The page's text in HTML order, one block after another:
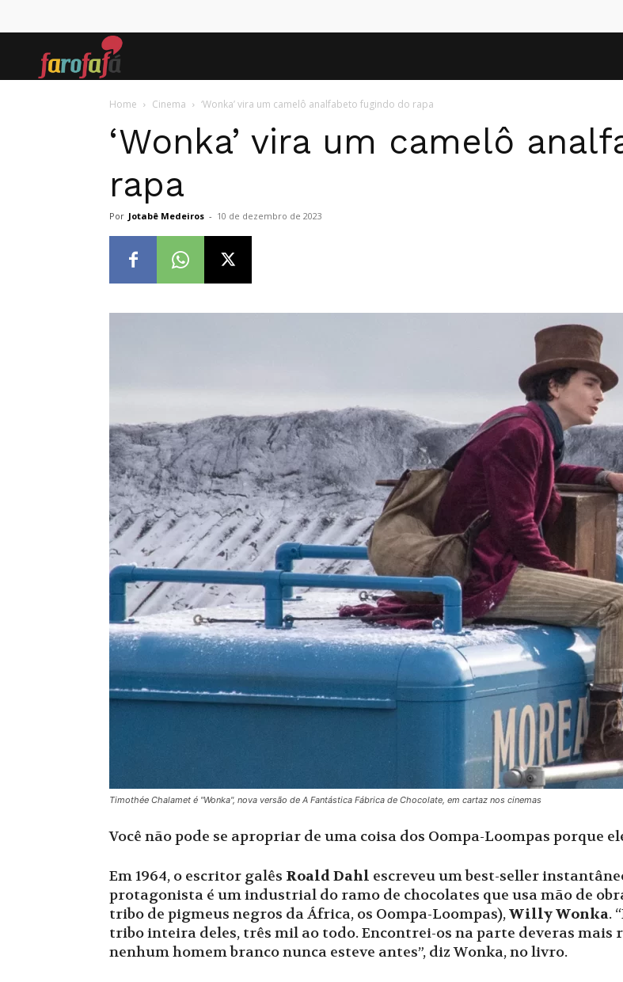
Home Cinema ‘Wonka’ vira um camelô analfabeto fugindo do rapa
‘Wonka’ vira um camelô
rapa
Por Jotabê Medeiros - 10 de dezembro de 2023
Timothée Chalamet é "Wonka", nova versão de A Fantástica Fábrica de Chocolate, em cartaz nos cinemas
Você não pode se apropriar de uma coisa dos Oompa-Loompas porque
Em 1964, o escritor galês Roald Dahl escreveu um best-seller
protagonista é um industrial do ramo de chocolates que usa mão de
tribo de pigmeus negros da África, os Oompa-Loompas),Willy Wonka.
tribo inteira deles, três mil ao todo. Encontrei-os na parte deveras mais
nenhum homem branco nunca esteve antes”, diz Wonka, no livro.